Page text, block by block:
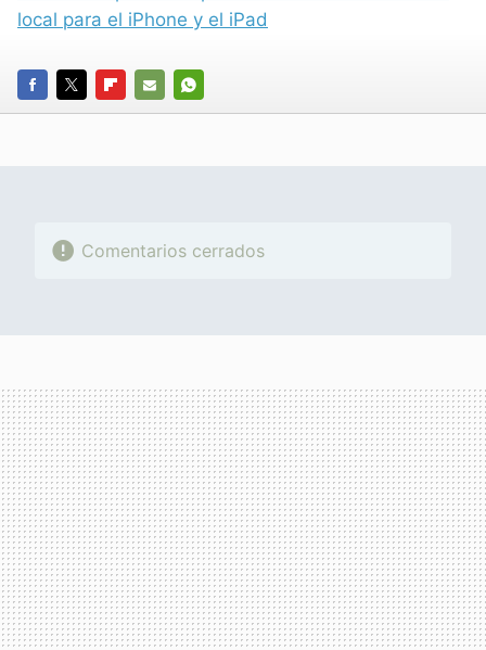
local para el iPhone y el iPad
FACEBOOK
TWITTERFLIPBOARD
E-
WHATSAPP
Comentarios cerrados